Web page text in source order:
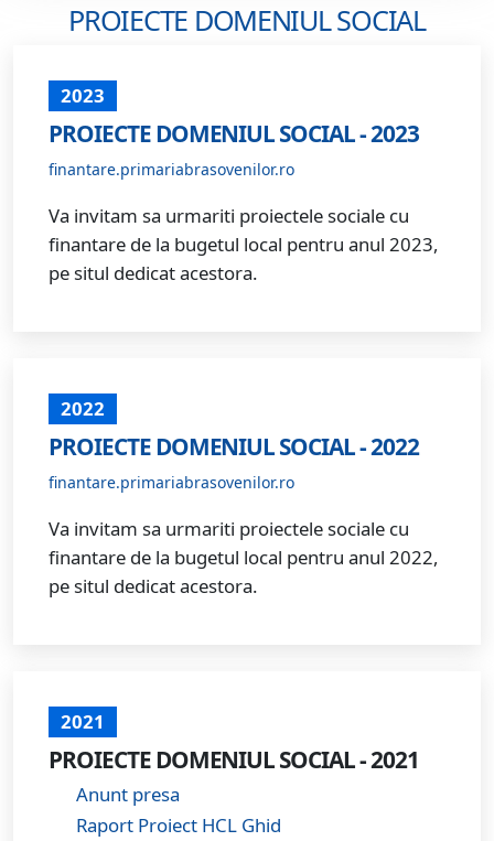
PROIECTE DOMENIUL SOCIAL
2023
PROIECTE DOMENIUL SOCIAL - 2023
finantare.primariabrasovenilor.ro
Va invitam sa urmariti proiectele sociale cu
finantare de la bugetul local pentru anul 2023,
pe situl dedicat acestora.
2022
PROIECTE DOMENIUL SOCIAL - 2022
finantare.primariabrasovenilor.ro
Va invitam sa urmariti proiectele sociale cu
finantare de la bugetul local pentru anul 2022,
pe situl dedicat acestora.
2021
PROIECTE DOMENIUL SOCIAL - 2021
Anunt presa
Raport Proiect HCL Ghid